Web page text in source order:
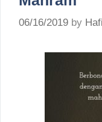
06/16/2019 by